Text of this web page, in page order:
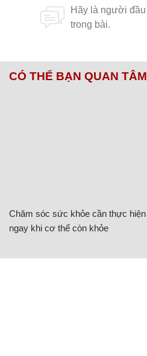
CÓ THỂ BẠN QUAN TÂM
Chăm sóc sức khỏe cần thực hiện
ngay khi cơ thể còn khỏe